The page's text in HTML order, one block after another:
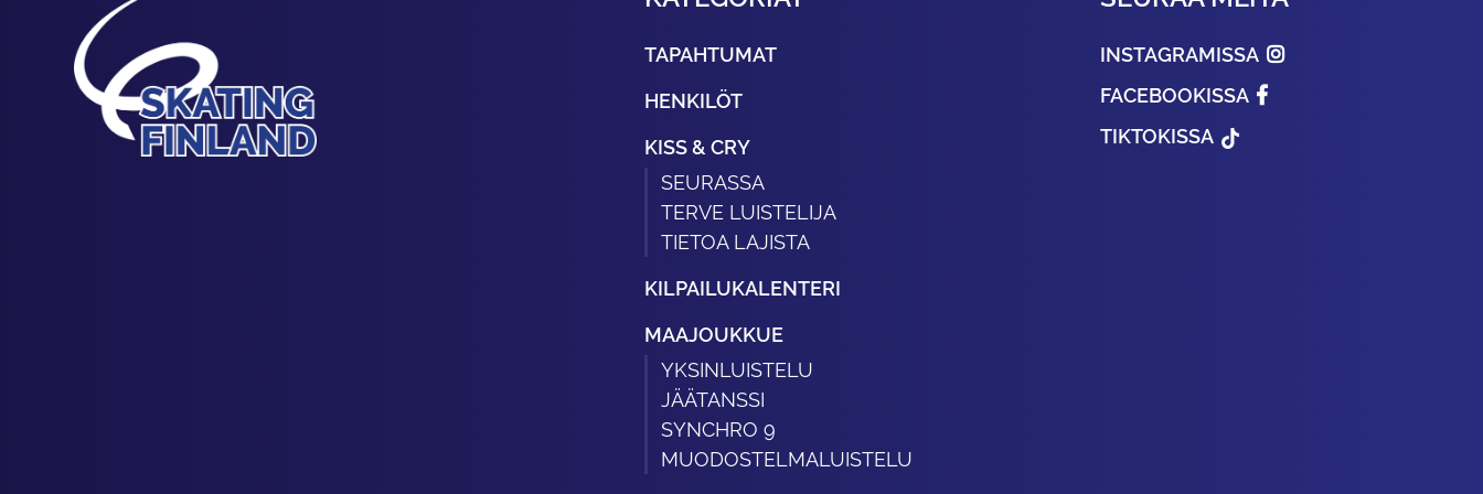
TAPAHTUMAT
HENKILÖT
KISS & CRY
SEURASSA
TERVE LUISTELIJA
TIETOA LAJISTA
KILPAILUKALENTERI
MAAJOUKKUE
YKSINLUISTELU
JÄÄTANSSI
SYNCHRO 9
MUODOSTELMALUISTELU
INSTAGRAMISSA
FACEBOOKISSA
TIKTOKISSA